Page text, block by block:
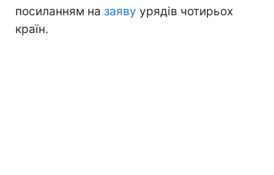
посиланням на заяву урядів чотирьох
країн.